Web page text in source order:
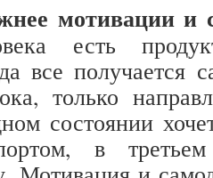
мотивации и
есть
все
только
состоянии
в